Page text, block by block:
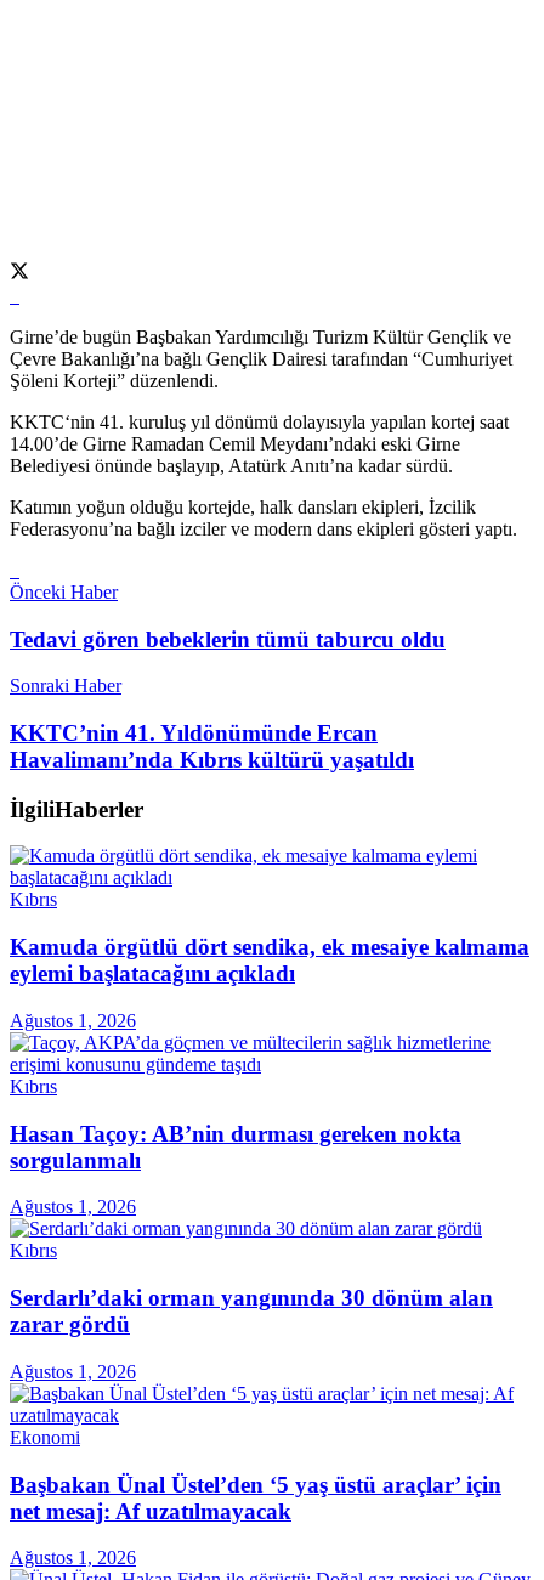
Girne’de bugün Başbakan Yardımcılığı Turizm Kültür Gençlik ve
Çevre Bakanlığı’na bağlı Gençlik Dairesi tarafından “Cumhuriyet
Şöleni Korteji” düzenlendi.
KKTC‘nin 41. kuruluş yıl dönümü dolayısıyla yapılan kortej saat
14.00’de Girne Ramadan Cemil Meydanı’ndaki eski Girne
Belediyesi önünde başlayıp, Atatürk Anıtı’na kadar sürdü.
Katımın yoğun olduğu kortejde, halk dansları ekipleri, İzcilik
Federasyonu’na bağlı izciler ve modern dans ekipleri gösteri yaptı.
Önceki Haber
Tedavi gören bebeklerin tümü taburcu oldu
Sonraki Haber
KKTC’nin 41. Yıldönümünde Ercan
Havalimanı’nda Kıbrıs kültürü yaşatıldı
İlgiliHaberler
Kıbrıs
Kamuda örgütlü dört sendika, ek mesaiye kalmama
eylemi başlatacağını açıkladı
Ağustos 1, 2026
Kıbrıs
Hasan Taçoy: AB’nin durması gereken nokta
sorgulanmalı
Ağustos 1, 2026
Kıbrıs
Serdarlı’daki orman yangınında 30 dönüm alan
zarar gördü
Ağustos 1, 2026
Ekonomi
Başbakan Ünal Üstel’den ‘5 yaş üstü araçlar’ için
net mesaj: Af uzatılmayacak
Ağustos 1, 2026